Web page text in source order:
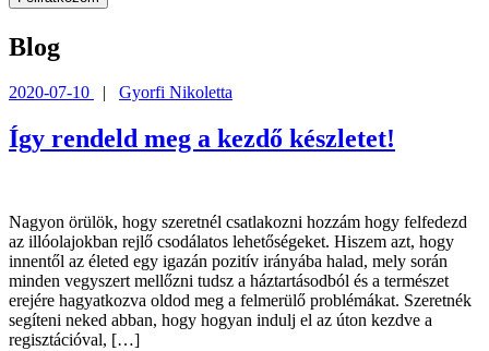
Blog
2020-07-10 | Gyorfi Nikoletta
Így rendeld meg a kezdő készletet!
Nagyon örülök, hogy szeretnél csatlakozni hozzám hogy felfedezd
az illóolajokban rejlő csodálatos lehetőségeket. Hiszem azt, hogy
innentől az életed egy igazán pozitív irányába halad, mely során
minden vegyszert mellőzni tudsz a háztartásodból és a természet
erejére hagyatkozva oldod meg a felmerülő problémákat. Szeretnék
segíteni neked abban, hogy hogyan indulj el az úton kezdve a
regisztációval, […]